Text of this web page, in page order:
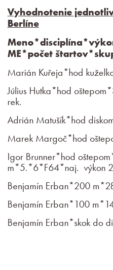
Vyhodnotenie
Berlíne
ME*počet
Marián Kuřeja*hod
Július Hutka*hod
rek.
Adrián Matušík*hod
Marek Margoč*hod
Igor Brunner*hod
m*5.*6*F64*naj. výkon
Benjamín Erban*200
Benjamín Erban*100
Benjamín Erban*skok